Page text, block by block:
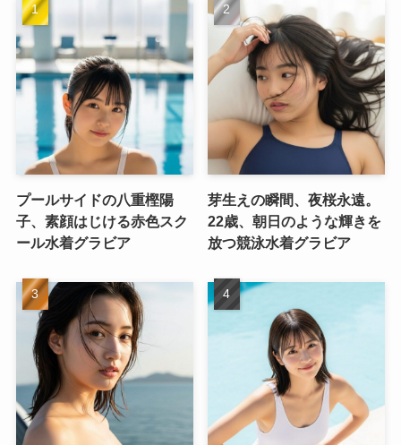
プールサイドの八重樫陽
子、素顔はじける赤色スク
ール水着グラビア
芽生えの瞬間、夜桜永遠。
22歳、朝日のような輝きを
放つ競泳水着グラビア